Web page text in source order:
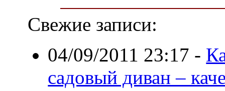
Свежие записи:
04/09/2011 23:17 -
садовый диван –